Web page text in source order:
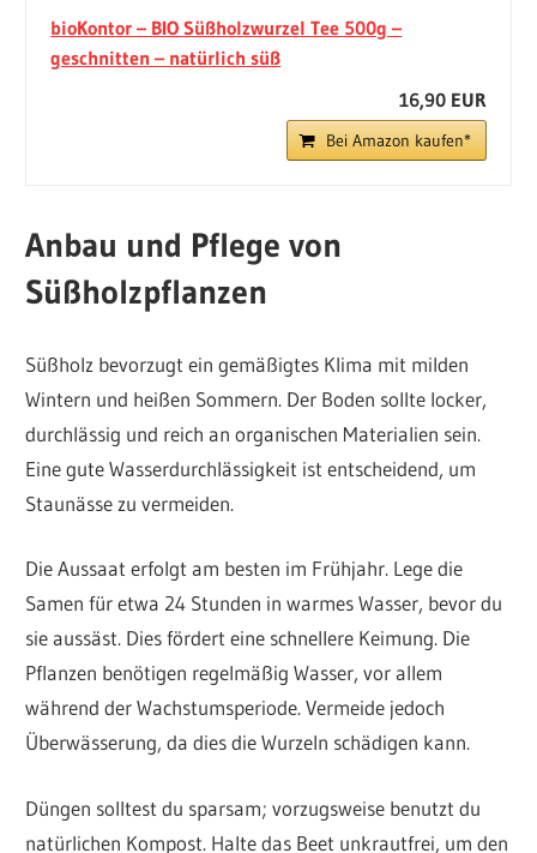
bioKontor – BIO Süßholzwurzel Tee 500g –
geschnitten – natürlich süß
16,90 EUR
Bei Amazon kaufen*
Anbau und Pflege von
Süßholzpflanzen
Süßholz bevorzugt ein gemäßigtes Klima mit milden
Wintern und heißen Sommern. Der Boden sollte locker,
durchlässig und reich an organischen Materialien sein.
Eine gute Wasserdurchlässigkeit ist entscheidend, um
Staunässe zu vermeiden.
Die Aussaat erfolgt am besten im Frühjahr. Lege die
Samen für etwa 24 Stunden in warmes Wasser, bevor du
sie aussäst. Dies fördert eine schnellere Keimung. Die
Pflanzen benötigen regelmäßig Wasser, vor allem
während der Wachstumsperiode. Vermeide jedoch
Überwässerung, da dies die Wurzeln schädigen kann.
Düngen solltest du sparsam; vorzugsweise benutzt du
natürlichen Kompost. Halte das Beet unkrautfrei, um den